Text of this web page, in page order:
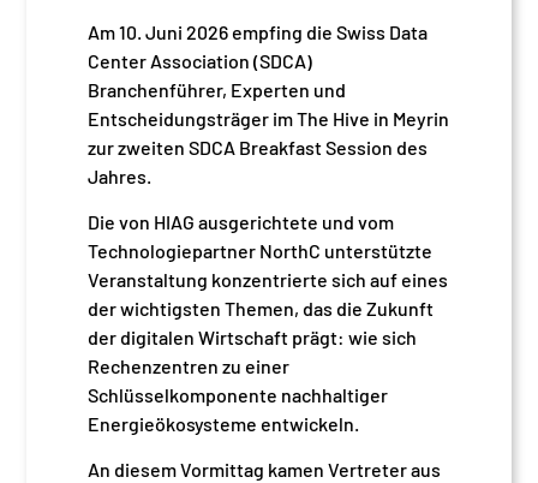
Am 10. Juni 2026 empfing die Swiss Data
Center Association (SDCA)
Branchenführer, Experten und
Entscheidungsträger im The Hive in Meyrin
zur zweiten SDCA Breakfast Session des
Jahres.
Die von HIAG ausgerichtete und vom
Technologiepartner NorthC unterstützte
Veranstaltung konzentrierte sich auf eines
der wichtigsten Themen, das die Zukunft
der digitalen Wirtschaft prägt: wie sich
Rechenzentren zu einer
Schlüsselkomponente nachhaltiger
Energieökosysteme entwickeln.
An diesem Vormittag kamen Vertreter aus